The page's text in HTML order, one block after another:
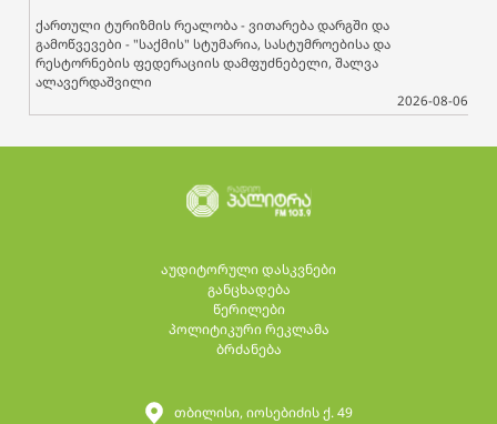
ქართული ტურიზმის რეალობა - ვითარება დარგში და
გამოწვევები - "საქმის" სტუმარია, სასტუმროებისა და
რესტორნების ფედერაციის დამფუძნებელი, შალვა
ალავერდაშვილი
2026-08-06
აუდიტორული დასკვნები
განცხადება
წერილები
პოლიტიკური რეკლამა
ბრძანება
თბილისი, იოსებიძის ქ. 49